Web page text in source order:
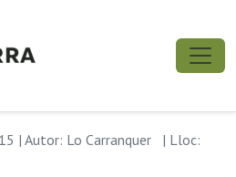
| Autor: Lo Carranquer
| Lloc: